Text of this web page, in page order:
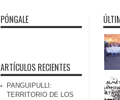
PÓNGALE
ARTÍCULOS RECIENTES
PANGUIPULLI:
TERRITORIO DE LOS